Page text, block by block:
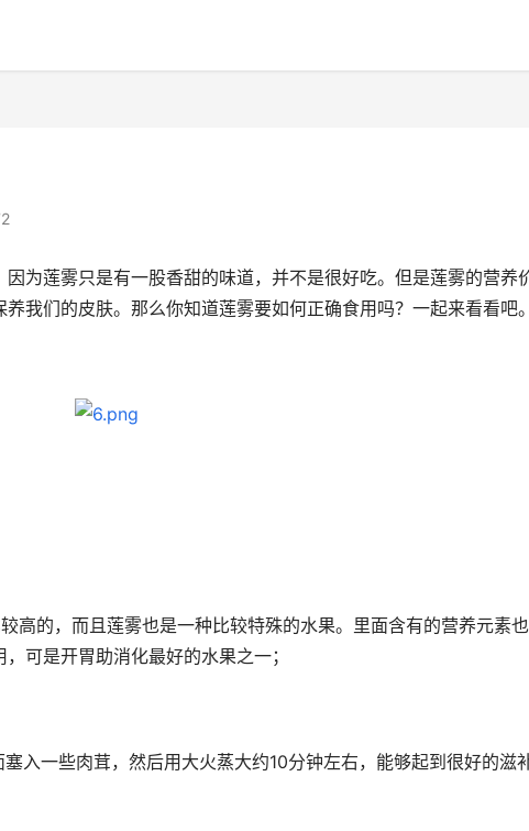
为莲雾只是有一股香甜的味道，并不是很好吃。但是莲雾的营养
我们的皮肤。那么你知道莲雾要如何正确食用吗？一起来看看吧
的，而且莲雾也是一种比较特殊的水果。里面含有的营养元素
可是开胃助消化最好的水果之一；
一些肉茸，然后用大火蒸大约10分钟左右，能够起到很好的滋